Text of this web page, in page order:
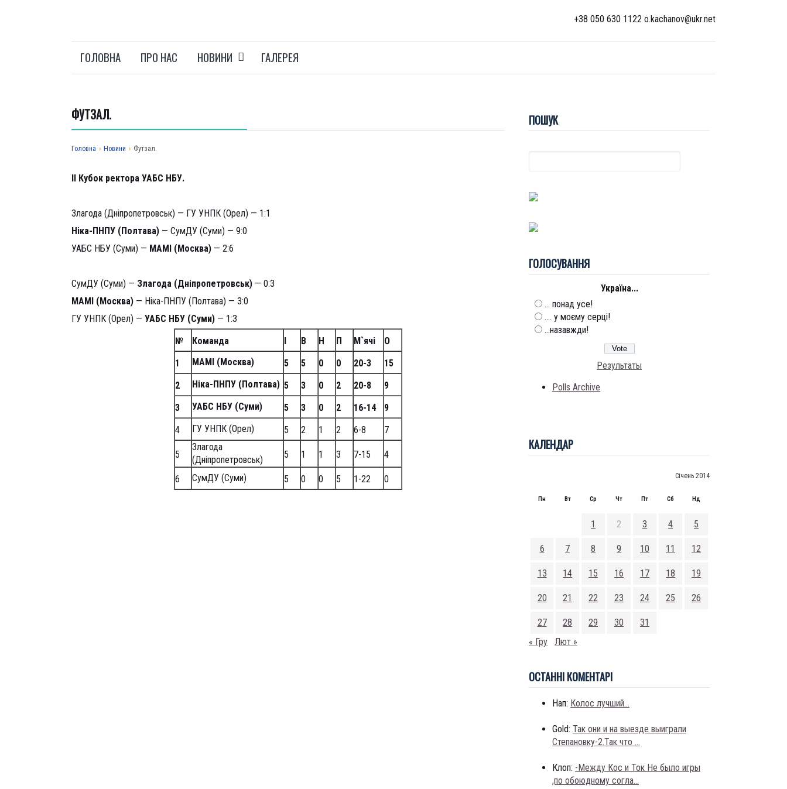
+38 050 630 1122 o.kachanov@ukr.net
ГОЛОВНА ПРО НАС НОВИНИ ГАЛЕРЕЯ
ПОШУК
ГОЛОСУВАННЯ
Україна...
... понад усе!
.... у моєму серці!
...назавжди!
Результаты
Polls Archive
КАЛЕНДАР
Січень 2014
Пн Вт Ср Чт Пт Сб Нд
1 2 3 4 5
6 7 8 9 10 11 12
13 14 15 16 17 18 19
20 21 22 23 24 25 26
27 28 29 30
31
« Гру
Лют »
ОСТАННI КОМЕНТАРI
Нап: Колос лучший...
Gold: Так они и на выезде выиграли
Степановку-2.Так что ...
Клоп: -Между Кос и Ток Не было игры
,по обоюдному согла...
ФУТЗАЛ.
Головна › Новини › Футзал.
ІІ Кубок ректора УАБС НБУ.
Злагода (Дніпропетровськ) — ГУ УНПК (Орел) — 1:1
Ніка-ПНПУ (Полтава) — СумДУ (Суми) — 9:0
УАБС НБУ (Суми) — МАМІ (Москва) — 2:6
СумДУ (Суми) — Злагода (Дніпропетровськ) — 0:3
МАМІ (Москва) — Ніка-ПНПУ (Полтава) — 3:0
ГУ УНПК (Орел) — УАБС НБУ (Суми) — 1:3
№
Команда І В Н П М`ячі
О
1
МАМІ (Москва) 5 5 0 0 20-3
15
2
Ніка-ПНПУ (Полтава) 5 3 0 2 20-8
9
3
УАБС НБУ (Суми) 5 3 0 2 16-14
9
4
ГУ УНПК (Орел) 5 2 1 2 6-8 7
5
Злагода
(Дніпропетровськ)
5 1 1 3 7-15 4
6 СумДУ (Суми) 5 0 0 5 1-22 0